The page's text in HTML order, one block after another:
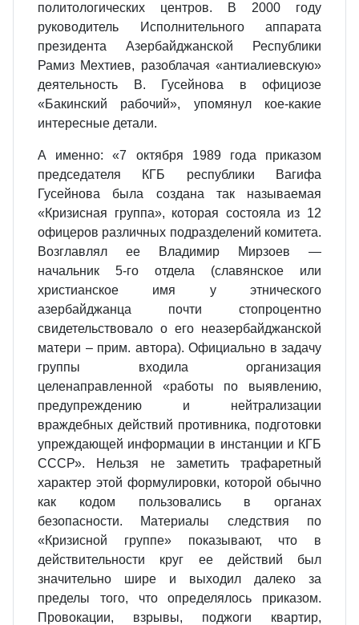
политологических центров. В 2000 году
руководитель Исполнительного аппарата
президента Азербайджанской Республики
Рамиз Мехтиев, разоблачая «антиалиевскую»
деятельность В. Гусейнова в официозе
«Бакинский рабочий», упомянул кое-какие
интересные детали.
А именно: «7 октября 1989 года приказом
председателя КГБ республики Вагифа
Гусейнова была создана так называемая
«Кризисная группа», которая состояла из 12
офицеров различных подразделений комитета.
Возглавлял ее Владимир Мирзоев —
начальник 5-го отдела (славянское или
христианское имя у этнического
азербайджанца почти стопроцентно
свидетельствовало о его неазербайджанской
матери – прим. автора). Официально в задачу
группы входила организация
целенаправленной «работы по выявлению,
предупреждению и нейтрализации
враждебных действий противника, подготовки
упреждающей информации в инстанции и КГБ
СССР». Нельзя не заметить трафаретный
характер этой формулировки, которой обычно
как кодом пользовались в органах
безопасности. Материалы следствия по
«Кризисной группе» показывают, что в
действительности круг ее действий был
значительно шире и выходил далеко за
пределы того, что определялось приказом.
Провокации, взрывы, поджоги квартир,